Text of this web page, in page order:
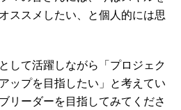
ススメしたい、と個人的には思
して活躍しながら「プロジェク
ップを目指したい」と考えてい
リーダーを目指してみてくださ